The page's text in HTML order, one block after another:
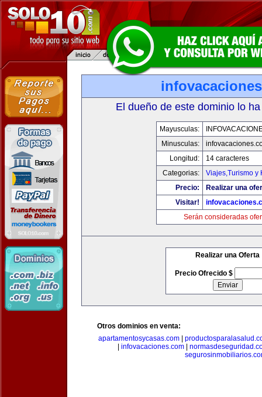
El dueño de este dominio lo
Mayusculas:
Minusculas:
Longitud:
14 caracteres
Categorias:
Viajes,Turismo y
Precio:
Realizar una
Visitar!
Serán consideradas
Realizar una Oferta
Precio Ofrecido $
Otros dominios en venta:
apartamentosycasas.com
infovacaciones.com|